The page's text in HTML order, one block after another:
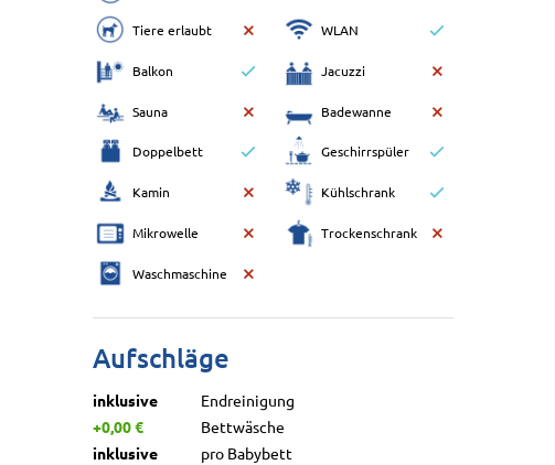
Tiere erlaubt WLAN
Balkon Jacuzzi
Sauna Badewanne
Doppelbett Geschirrspüler
Kamin Kühlschrank
Mikrowelle Trockenschrank
Waschmaschine
Aufschläge
inklusive
Endreinigung
+0,00 €
Bettwäsche
inklusive
pro Babybett